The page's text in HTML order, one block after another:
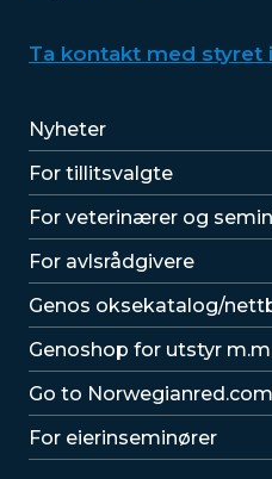
Ta kontakt med styret
Lenker
Nyheter
For tillitsvalgte
For veterinærer og
For avlsrådgivere
Lenker
Genos oksekatalog/
Genoshop for utstyr
Go to
For eierinseminører